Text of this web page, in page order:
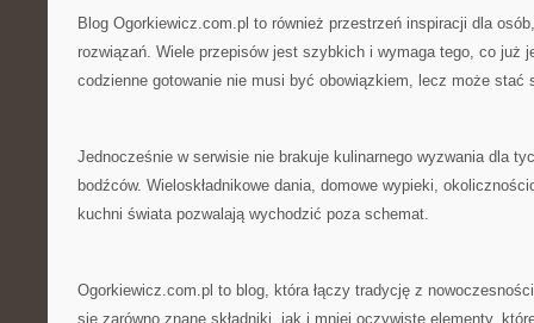
Blog Ogorkiewicz.com.pl to również przestrzeń inspiracji dla
rozwiązań. Wiele przepisów jest szybkich i wymaga tego, co już
codzienne gotowanie nie musi być obowiązkiem, lecz może stać
Jednocześnie w serwisie nie brakuje kulinarnego wyzwania dla
bodźców. Wieloskładnikowe dania, domowe wypieki,
kuchni świata pozwalają wychodzić poza schemat.
Ogorkiewicz.com.pl to blog, która łączy tradycję z
się zarówno znane składniki, jak i mniej oczywiste elementy,